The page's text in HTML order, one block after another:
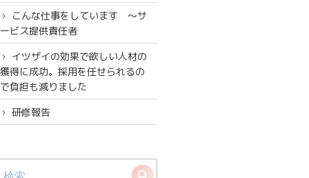
こんな仕事をしています 〜サ
ービス提供責任者
イツザイの効果で欲しい人材の
獲得に成功。採用を任せられるの
で負担も減りました
研修報告
検